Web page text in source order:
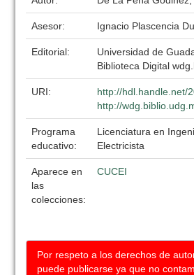
Asesor: Ignacio Plascencia
Editorial:
Universidad de
Biblioteca Digital
URI:
http://hdl.handle.net/
http://
Programa
educativo:
Licenciatura en
Electricista
Aparece en
las
colecciones:
CUCEI
Por respeto a los derechos de
puede publicarse ya que no